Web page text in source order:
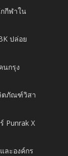
กีฬาใน
ปล่อย
นกรุง
ตภัณฑ์วิสา
Punrak X
ละองค์กร